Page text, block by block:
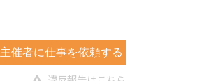
主催者に仕事を依頼する